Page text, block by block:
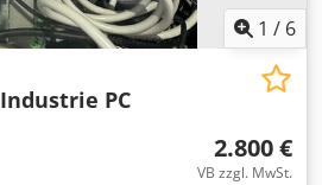
1 / 6
Industrie PC
2.800 €
VB zzgl. MwSt.